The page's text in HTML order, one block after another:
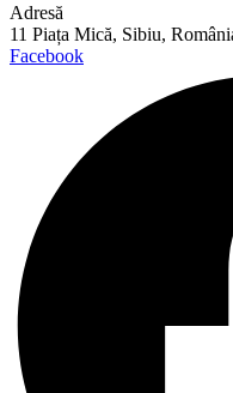
Adresă
11 Piața Mică, Sibiu,
Facebook